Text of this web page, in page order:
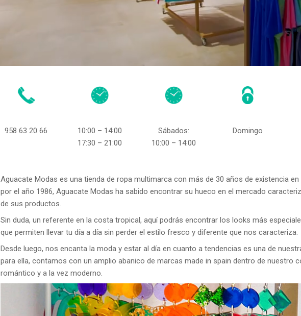
958 63 20 66
10:00 – 14:00
17:30 – 21:00
Sábados:
10:00 – 14:00
Domingo
Aguacate Modas es una tienda de ropa multimarca con más de 30 años de existencia
por el año 1986, Aguacate Modas ha sabido encontrar su hueco en el mercado
de sus productos.
Sin duda, un referente en la costa tropical, aquí podrás encontrar los looks más
que permiten llevar tu día a día sin perder el estilo fresco y diferente que nos caracteriza.
Desde luego, nos encanta la moda y estar al día en cuanto a tendencias es una de
para ella, contamos con un amplio abanico de marcas made in spain dentro de nuestro
romántico y a la vez moderno.